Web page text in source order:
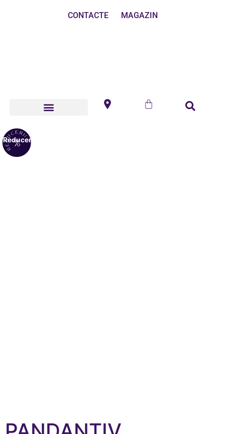
CONTACTE MAGAZIN
Reduceri!